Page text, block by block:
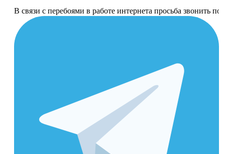
В связи с перебоями в работе интернета просьба